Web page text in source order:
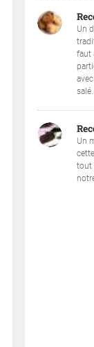
Un
faut
Un
tout